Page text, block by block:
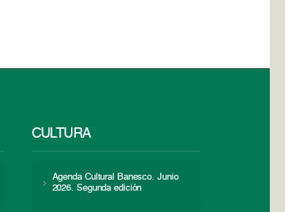
CULTURA
Agenda Cultural Banesco. Junio
2026. Segunda edición